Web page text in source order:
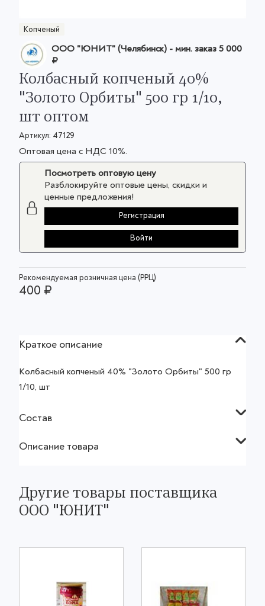
Копченый
ООО "ЮНИТ" (Челябинск)- мин. заказ5 000
₽
Колбасный копченый 40%
"Золото Орбиты" 500 гр 1/10,
шт оптом
Артикул: 47129
Оптовая цена с НДС 10%.
Посмотреть оптовую цену
Разблокируйте оптовые цены, скидки и
ценные предложения!
Регистрация
Войти
Рекомендуемая розничная цена (РРЦ)
400 ₽
Краткое описание
Колбасный копченый 40% "Золото Орбиты" 500 гр
1/10, шт
Состав
Описание товара
Другие товары поставщика
ООО "ЮНИТ"